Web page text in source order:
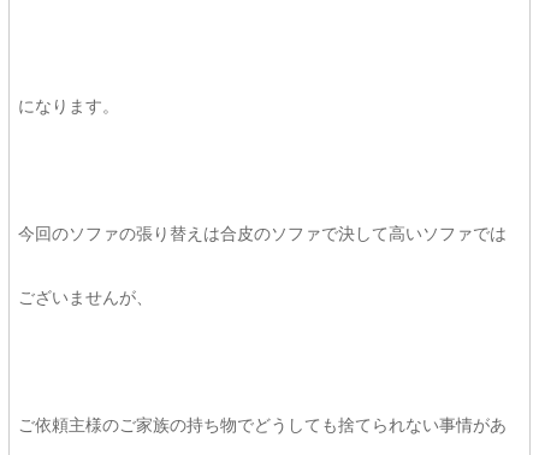
になります。
今回のソファの張り替えは合皮のソファで決して高いソファでは
ございませんが、
ご依頼主様のご家族の持ち物でどうしても捨てられない事情があ